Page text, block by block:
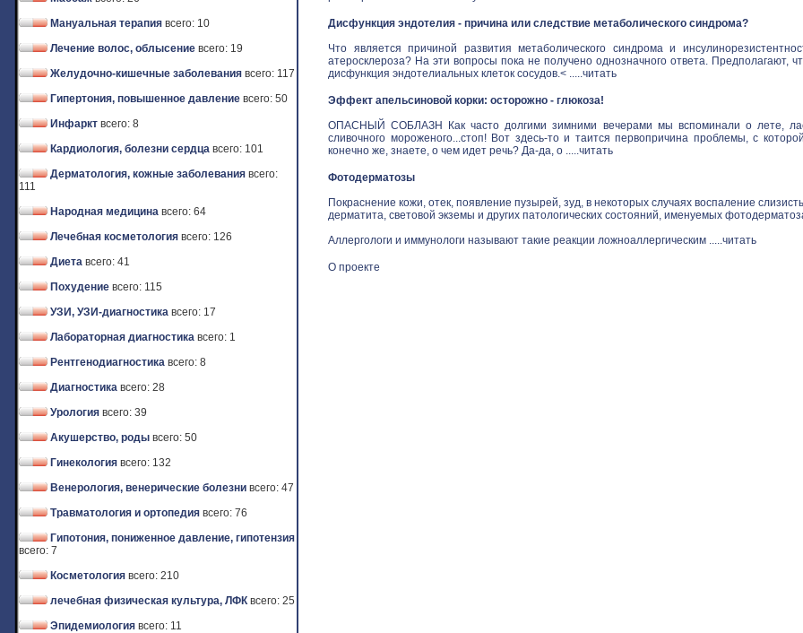
Мануальная терапия всего: 10
Лечение волос, облысение всего: 19
Желудочно-кишечные заболевания всего: 117
Гипертония, повышенное давление всего: 50
Инфаркт всего: 8
Кардиология, болезни сердца всего: 101
Дерматология, кожные заболевания всего:
111
Народная медицина всего: 64
Лечебная косметология всего: 126
Диета всего: 41
Похудение всего: 115
УЗИ, УЗИ-диагностика всего: 17
Лабораторная диагностика всего: 1
Рентгенодиагностика всего: 8
Диагностика всего: 28
Урология всего: 39
Акушерство, роды всего: 50
Гинекология всего: 132
Венерология, венерические болезни всего: 47
Травматология и ортопедия всего: 76
Гипотония, пониженное давление, гипотензия
всего: 7
Косметология всего: 210
лечебная физическая культура, ЛФК всего: 25
Эпидемиология всего: 11
Дисфункция эндотелия - причина или следствие метаболического синдрома?
Что является причиной развития метаболического синдрома и
атеросклероза? На эти вопросы пока не получено однозначного ответа.
дисфункция эндотелиальных клеток сосудов.< .....читать
Эффект апельсиновой корки: осторожно - глюкоза!
ОПАСНЫЙ СОБЛАЗН Как часто долгими зимними вечерами мы вспоминали о лете,
сливочного мороженого...стоп! Вот здесь-то и таится первопричина проблемы, с
конечно же, знаете, о чем идет речь? Да-да, о .....читать
Фотодерматозы
Покраснение кожи, отек, появление пузырей, зуд, в некоторых случаях воспаление
дерматита, световой экземы и других патологических состояний, именуемых
Аллергологи и иммунологи называют такие реакции ложноаллергическим .....читать
О проекте